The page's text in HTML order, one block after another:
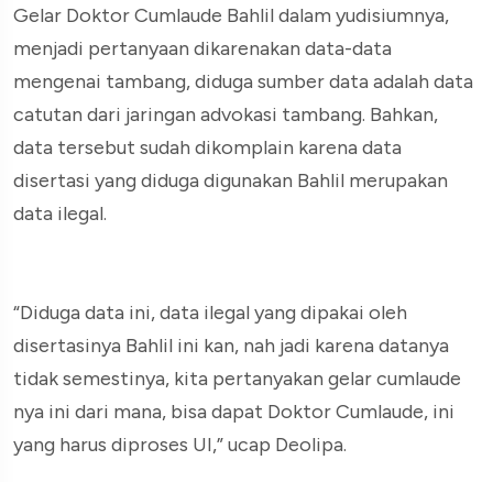
Gelar Doktor Cumlaude Bahlil dalam yudisiumnya,
menjadi pertanyaan dikarenakan data-data
mengenai tambang, diduga sumber data adalah data
catutan dari jaringan advokasi tambang. Bahkan,
data tersebut sudah dikomplain karena data
disertasi yang diduga digunakan Bahlil merupakan
data ilegal.
“Diduga data ini, data ilegal yang dipakai oleh
disertasinya Bahlil ini kan, nah jadi karena datanya
tidak semestinya, kita pertanyakan gelar cumlaude
nya ini dari mana, bisa dapat Doktor Cumlaude, ini
yang harus diproses UI,” ucap Deolipa.